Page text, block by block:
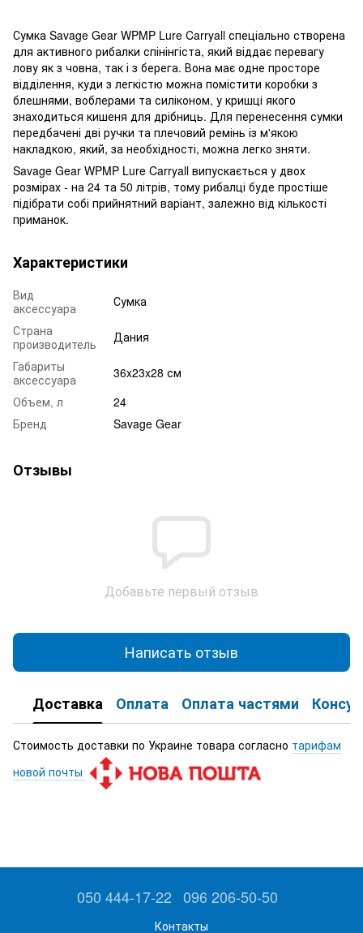
Сумка Savage Gear WPMP Lure Carryall спеціально створена
для активного рибалки спінінгіста, який віддає перевагу
лову як з човна, так і з берега. Вона має одне просторе
відділення, куди з легкістю можна помістити коробки з
блешнями, воблерами та силіконом, у кришці якого
знаходиться кишеня для дрібниць. Для перенесення сумки
передбачені дві ручки та плечовий ремінь із м'якою
накладкою, який, за необхідності, можна легко зняти.
Savage Gear WPMP Lure Carryall випускається у двох
розмірах - на 24 та 50 літрів, тому рибалці буде простіше
підібрати собі прийнятний варіант, залежно від кількості
приманок.
Характеристики
Вид
аксессуара
Сумка
Страна
производитель
Дания
Габариты
аксессуара
36x23x28 см
Объем, л
24
Бренд
Savage Gear
Отзывы
Добавьте первый отзыв
Написать отзыв
Доставка Оплата Оплата частями
Стоимость доставки по Украине товара согласно тарифам
новой почты
050 444-17-22 096 206-50-50
Контакты